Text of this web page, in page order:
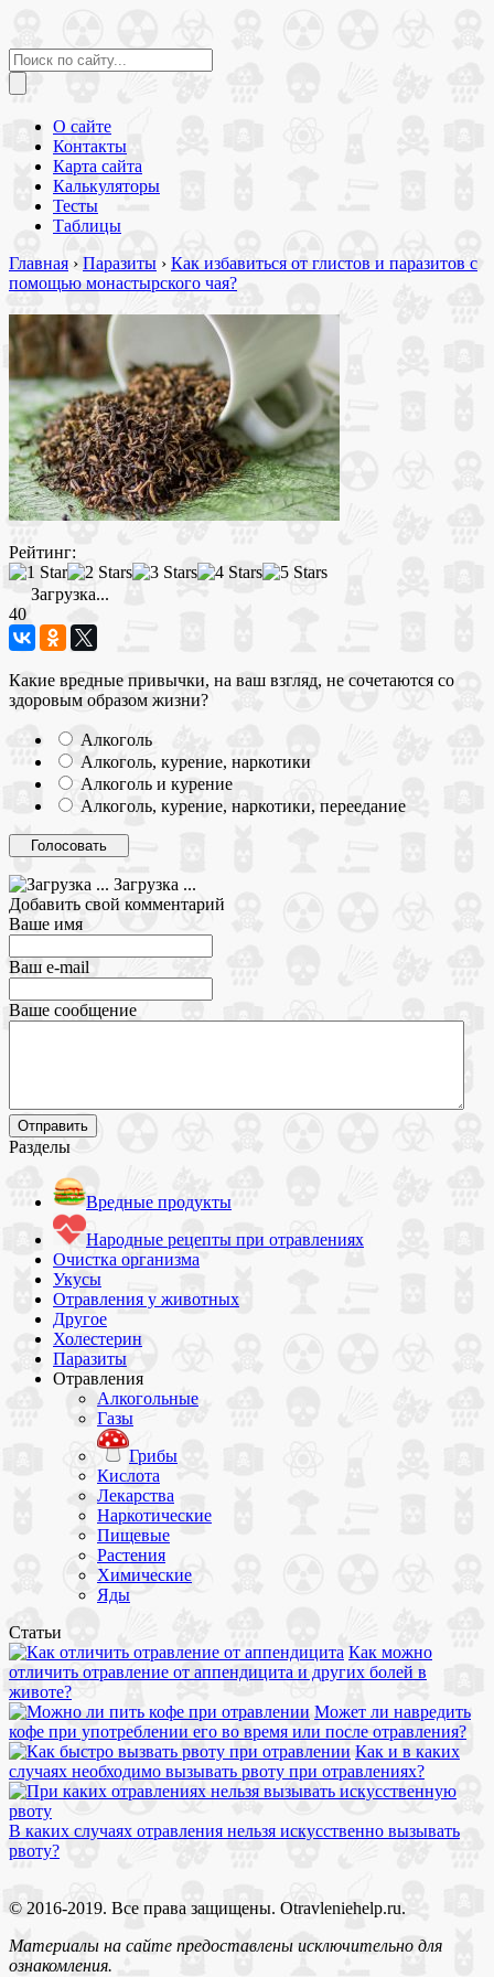
О сайте
Контакты
Карта сайта
Калькуляторы
Тесты
Таблицы
Главная › Паразиты › Как избавиться от глистов и паразитов с
помощью монастырского чая?
Рейтинг:
Загрузка...
40
Какие вредные привычки, на ваш взгляд, не сочетаются со
здоровым образом жизни?
Алкоголь
Алкоголь, курение, наркотики
Алкоголь и курение
Алкоголь, курение, наркотики, переедание
Загрузка ...
Добавить свой комментарий
Ваше имя
Ваш e-mail
Ваше сообщение
Разделы
Вредные продукты
Народные рецепты при отравлениях
Очистка организма
Укусы
Отравления у животных
Другое
Холестерин
Паразиты
Отравления
Алкогольные
Газы
Грибы
Кислота
Лекарства
Наркотические
Пищевые
Растения
Химические
Яды
Статьи
Как можно
отличить отравление от аппендицита и других болей в
животе?
Может ли навредить
кофе при употреблении его во время или после отравления?
Как и в каких
случаях необходимо вызывать рвоту при отравлениях?
В каких случаях отравления нельзя искусственно вызывать
рвоту?
© 2016-2019. Все права защищены. Otravleniehelp.ru.
Материалы на сайте предоставлены исключительно для
ознакомления.